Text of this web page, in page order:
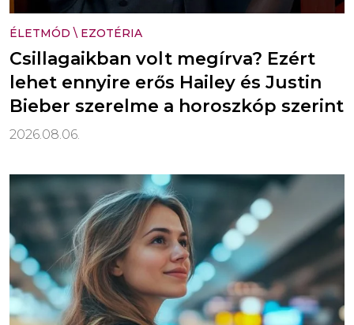
ÉLETMÓD \ EZOTÉRIA
Csillagaikban volt megírva? Ezért
lehet ennyire erős Hailey és Justin
Bieber szerelme a horoszkóp szerint
2026.08.06.